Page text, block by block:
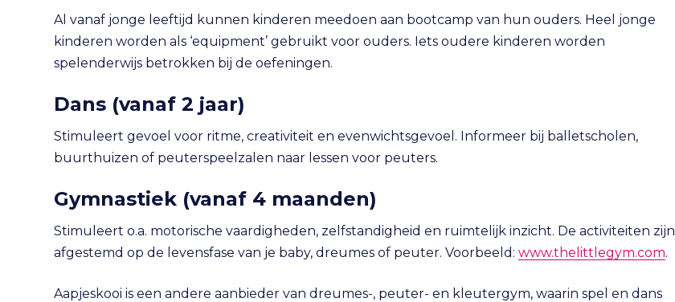
Al vanaf jonge leeftijd kunnen kinderen meedoen aan bootcamp van hun ouders. Heel jonge
kinderen worden als ‘equipment’ gebruikt voor ouders. Iets oudere kinderen worden
spelenderwijs betrokken bij de oefeningen.
Dans (vanaf 2 jaar)
Stimuleert gevoel voor ritme, creativiteit en evenwichtsgevoel. Informeer bij balletscholen,
buurthuizen of peuterspeelzalen naar lessen voor peuters.
Gymnastiek (vanaf 4 maanden)
Stimuleert o.a. motorische vaardigheden, zelfstandigheid en ruimtelijk inzicht. De activiteiten zijn
afgestemd op de levensfase van je baby, dreumes of peuter. Voorbeeld: www.thelittlegym.com.
Aapjeskooi is een andere aanbieder van dreumes-, peuter- en kleutergym, waarin spel en dans